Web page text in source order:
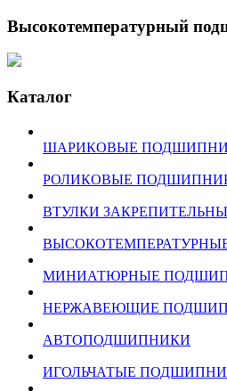
Высокотемпературный
Каталог
ШАРИКОВЫЕ
РОЛИКОВЫЕ
ВТУЛКИ
МИНИАТЮРНЫЕ
НЕРЖАВЕЮЩИЕ
АВТОПОДШИПНИКИ
ИГОЛЬЧАТЫЕ